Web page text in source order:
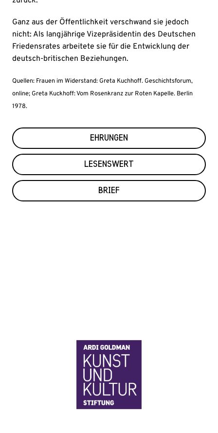
EHRUNGEN
LESENSWERT
BRIEF
Ganz aus der Öffentlichkeit verschwand sie jedoch
nicht: Als langjährige Vizepräsidentin des Deutschen
Friedensrates arbeitete sie für die Entwicklung der
deutsch-britischen Beziehungen.
Quellen: Frauen im Widerstand: Greta Kuchhoff. Geschichtsforum,
online; Greta Kuckhoff: Vom Rosenkranz zur Roten Kapelle. Berlin
1978.